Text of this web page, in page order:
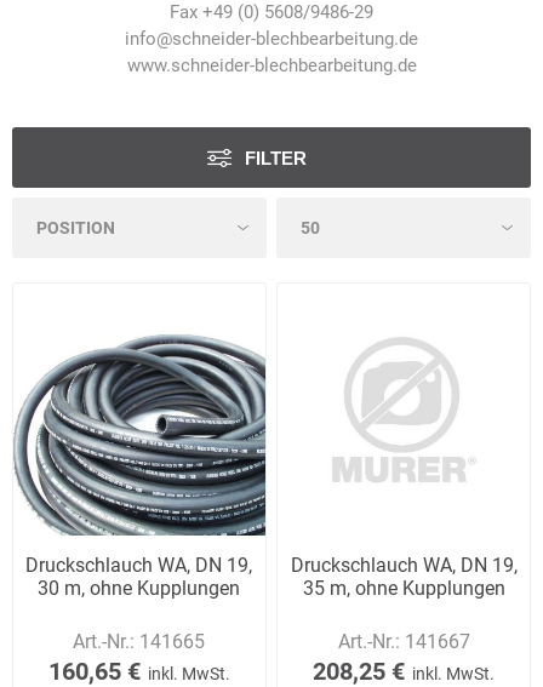
Fax +49 (0) 5608/9486-29
info@schneider-blechbearbeitung.de
www.schneider-blechbearbeitung.de
FILTER
Druckschlauch WA, DN 19,
30 m, ohne Kupplungen
Art.-Nr.: 141665
160,65 € inkl. MwSt.
Druckschlauch WA, DN 19,
35 m, ohne Kupplungen
Art.-Nr.: 141667
208,25 € inkl. MwSt.